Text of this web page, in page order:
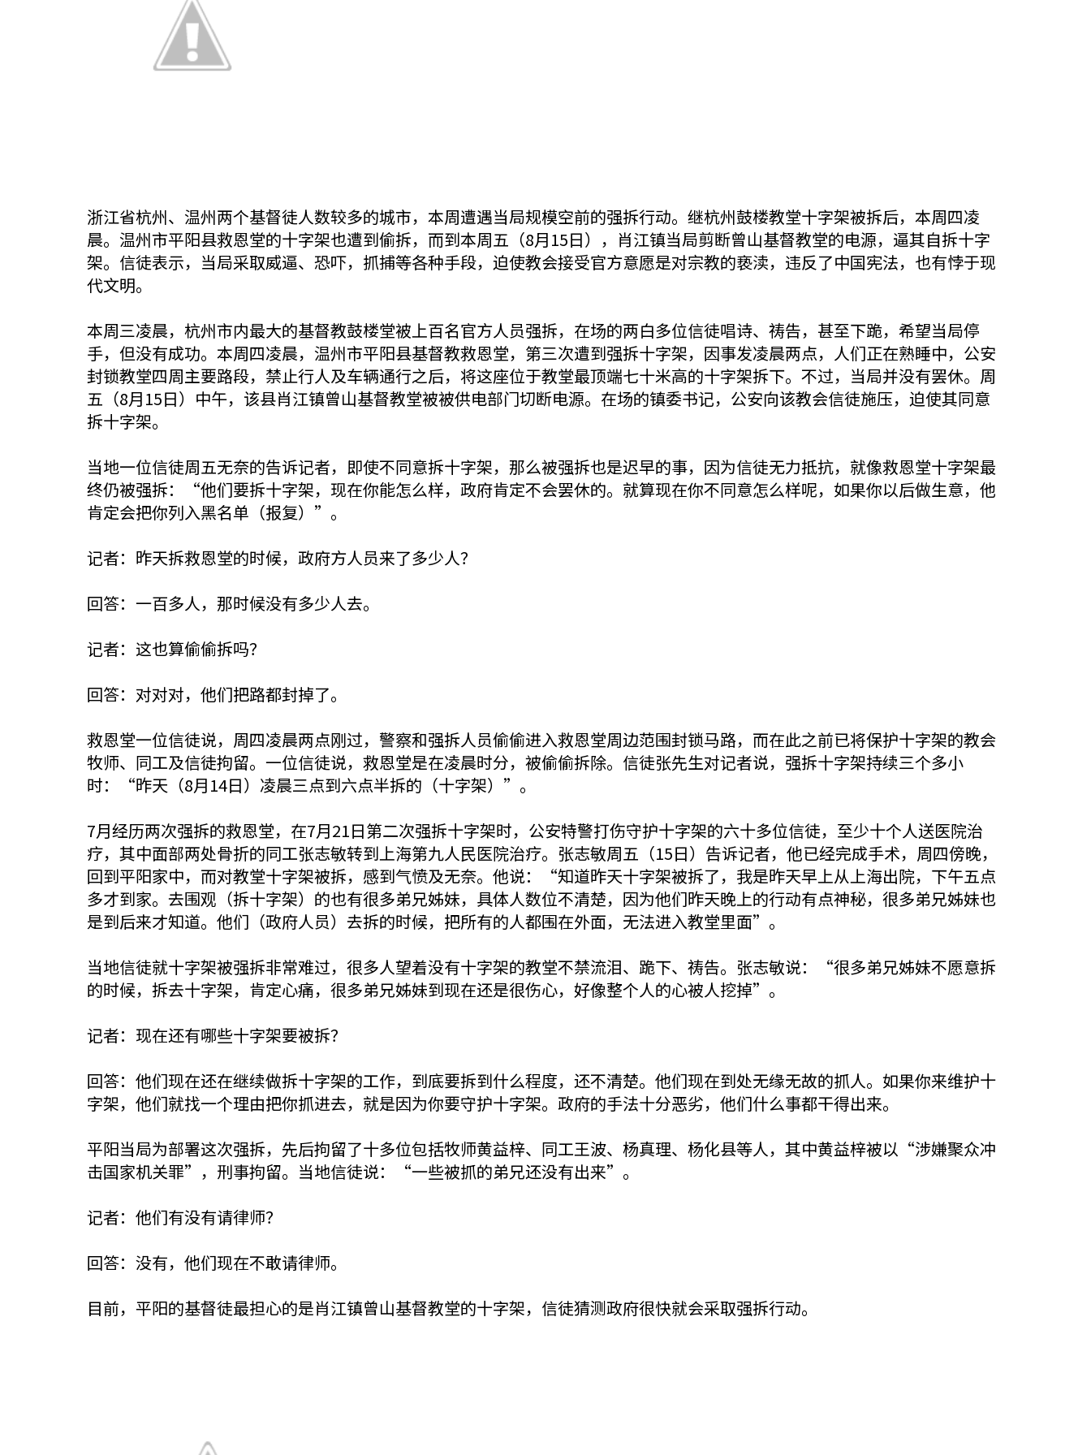
浙江省杭州、温州两个基督徒人数较多的城市，本周遭遇当局规模空前的强拆行动。继杭州鼓楼教堂十字架被拆后，本周四凌
晨。温州市平阳县救恩堂的十字架也遭到偷拆，而到本周五（8月15日），肖江镇当局剪断曾山基督教堂的电源，逼其自拆十字
架。信徒表示，当局采取威逼、恐吓，抓捕等各种手段，迫使教会接受官方意愿是对宗教的亵渎，违反了中国宪法，也有悖于现
代文明。
本周三凌晨，杭州市内最大的基督教鼓楼堂被上百名官方人员强拆，在场的两白多位信徒唱诗、祷告，甚至下跪，希望当局停
手，但没有成功。本周四凌晨，温州市平阳县基督教救恩堂，第三次遭到强拆十字架，因事发凌晨两点，人们正在熟睡中，公安
封锁教堂四周主要路段，禁止行人及车辆通行之后，将这座位于教堂最顶端七十米高的十字架拆下。不过，当局并没有罢休。周
五（8月15日）中午，该县肖江镇曾山基督教堂被被供电部门切断电源。在场的镇委书记，公安向该教会信徒施压，迫使其同意
拆十字架。
当地一位信徒周五无奈的告诉记者，即使不同意拆十字架，那么被强拆也是迟早的事，因为信徒无力抵抗，就像救恩堂十字架最
终仍被强拆：“他们要拆十字架，现在你能怎么样，政府肯定不会罢休的。就算现在你不同意怎么样呢，如果你以后做生意，他
肯定会把你列入黑名单（报复）”。
记者：昨天拆救恩堂的时候，政府方人员来了多少人？
回答：一百多人，那时候没有多少人去。
记者：这也算偷偷拆吗？
回答：对对对，他们把路都封掉了。
救恩堂一位信徒说，周四凌晨两点刚过，警察和强拆人员偷偷进入救恩堂周边范围封锁马路，而在此之前已将保护十字架的教会
牧师、同工及信徒拘留。一位信徒说，救恩堂是在凌晨时分，被偷偷拆除。信徒张先生对记者说，强拆十字架持续三个多小
时：“昨天（8月14日）凌晨三点到六点半拆的（十字架）”。
7月经历两次强拆的救恩堂，在7月21日第二次强拆十字架时，公安特警打伤守护十字架的六十多位信徒，至少十个人送医院治
疗，其中面部两处骨折的同工张志敏转到上海第九人民医院治疗。张志敏周五（15日）告诉记者，他已经完成手术，周四傍晚，
回到平阳家中，而对教堂十字架被拆，感到气愤及无奈。他说：“知道昨天十字架被拆了，我是昨天早上从上海出院，下午五点
多才到家。去围观（拆十字架）的也有很多弟兄姊妹，具体人数位不清楚，因为他们昨天晚上的行动有点神秘，很多弟兄姊妹也
是到后来才知道。他们（政府人员）去拆的时候，把所有的人都围在外面，无法进入教堂里面”。
当地信徒就十字架被强拆非常难过，很多人望着没有十字架的教堂不禁流泪、跪下、祷告。张志敏说：“很多弟兄姊妹不愿意拆
的时候，拆去十字架，肯定心痛，很多弟兄姊妹到现在还是很伤心，好像整个人的心被人挖掉”。
记者：现在还有哪些十字架要被拆？
回答：他们现在还在继续做拆十字架的工作，到底要拆到什么程度，还不清楚。他们现在到处无缘无故的抓人。如果你来维护十
字架，他们就找一个理由把你抓进去，就是因为你要守护十字架。政府的手法十分恶劣，他们什么事都干得出来。
平阳当局为部署这次强拆，先后拘留了十多位包括牧师黄益梓、同工王波、杨真理、杨化县等人，其中黄益梓被以“涉嫌聚众冲
击国家机关罪”，刑事拘留。当地信徒说：“一些被抓的弟兄还没有出来”。
记者：他们有没有请律师？
回答：没有，他们现在不敢请律师。
目前，平阳的基督徒最担心的是肖江镇曾山基督教堂的十字架，信徒猜测政府很快就会采取强拆行动。